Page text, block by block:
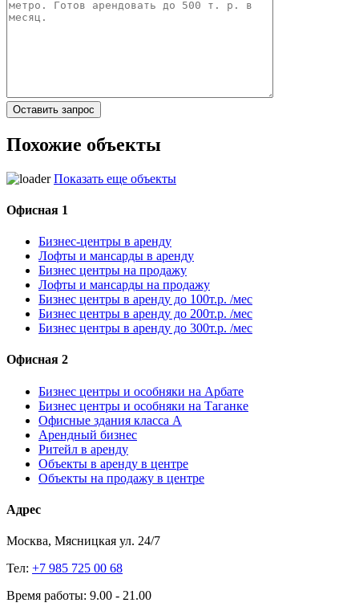
Похожие объекты
Показать еще объекты
Офисная 1
Бизнес-центры в аренду
Лофты и мансарды в аренду
Бизнес центры на продажу
Лофты и мансарды на продажу
Бизнес центры в аренду до 100т.р. /мес
Бизнес центры в аренду до 200т.р. /мес
Бизнес центры в аренду до 300т.р. /мес
Офисная 2
Бизнес центры и особняки на Арбате
Бизнес центры и особняки на Таганке
Офисные здания класса А
Арендный бизнес
Ритейл в аренду
Объекты в аренду в центре
Объекты на продажу в центре
Адрес
Москва, Мясницкая ул. 24/7
Тел: +7 985 725 00 68
Время работы: 9.00 - 21.00